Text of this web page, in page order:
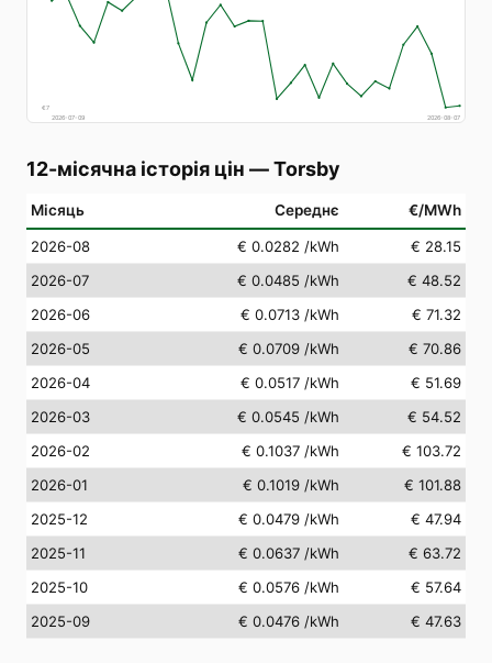
€7
2026-07-09
2026-08-07
12-місячна історія цін —Torsby
Місяць Середнє €/MWh
2026-08 € 0.0282 /kWh
€ 28.15
2026-07
€ 0.0485 /kWh
€ 48.52
2026-06
€ 0.0713 /kWh
€ 71.32
2026-05
€ 0.0709 /kWh
€ 70.86
2026-04
€ 0.0517 /kWh
€ 51.69
2026-03
€ 0.0545 /kWh
€ 54.52
2026-02
€ 0.1037 /kWh
€ 103.72
2026-01
€ 0.1019 /kWh
€ 101.88
2025-12
€ 0.0479 /kWh
€ 47.94
2025-11
€ 0.0637 /kWh
€ 63.72
2025-10
€ 0.0576 /kWh
€ 57.64
2025-09
€ 0.0476 /kWh € 47.63